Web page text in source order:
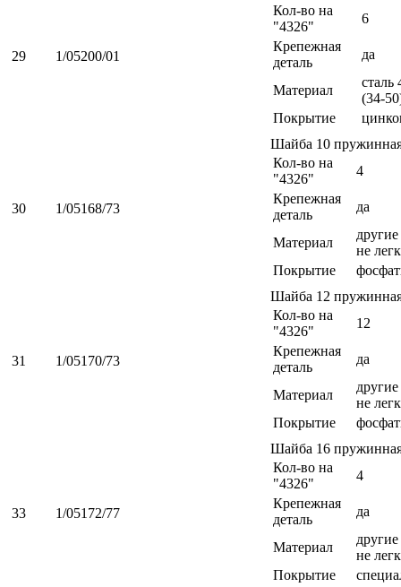
29 1/05200/01
Кол-во на
"4326"
6
Крепежная
деталь
да
Материал
сталь
(34-
Покрытие
30 1/05168/73
Шайба 10
Кол-во на
"4326"
4
Крепежная
деталь
да
Материал
не
Покрытие
31 1/05170/73
Шайба 12
Кол-во на
"4326"
12
Крепежная
деталь
да
Материал
не
Покрытие
33 1/05172/77
Шайба 16
Кол-во на
"4326"
4
Крепежная
деталь
да
Материал
не
Покрытие